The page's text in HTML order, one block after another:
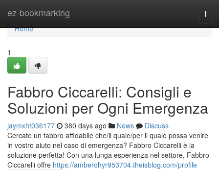
ez-bookmarking
Home
Home
1
Fabbro Ciccarelli: Consigli e
Soluzioni per Ogni Emergenza
jaymxht036177 380 days ago News
Discuss
Cercate un fabbro affidabile che/il quale/per il quale possa venire
in vostro aiuto nel caso di emergenza? Fabbro Ciccarelli è la
soluzione perfetta! Con una lunga esperienza nel settore, Fabbro
Ciccarelli offre https://amberohyr953704.theisblog.com/profile